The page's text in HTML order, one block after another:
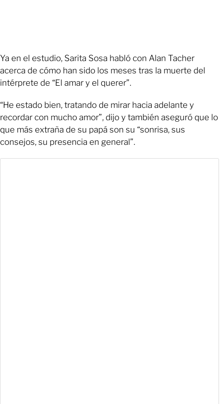
Ya en el estudio, Sarita Sosa habló con Alan Tacher
acerca de cómo han sido los meses tras la muerte del
intérprete de “El amar y el querer”.
“He estado bien, tratando de mirar hacia adelante y
recordar con mucho amor”, dijo y también aseguró que lo
que más extraña de su papá son su “sonrisa, sus
consejos, su presencia en general”.